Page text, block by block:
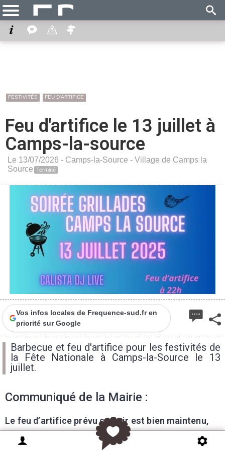
FESTIVITÉS FEU D'ARTIFICE
Feu d'artifice le 13 juillet à
Camps-la-source
Le 13/07/2026 - Camps-la-Source - Village de Camps la
Source Terminé
Vos infos locales de Frequence-sud.fr en
priorité sur Google
Barbecue et feu d'artifice pour les festivités de
la Fête Nationale à Camps-la-Source le 13
juillet.
Communiqué de la Mairie :
Le feu d’artifice prévu ce soir est bien maintenu,
sous réserve que le vent tombe !